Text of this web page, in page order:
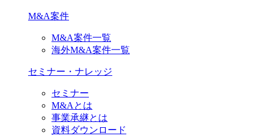
M&A案件
M&A案件一覧
海外M&A案件一覧
セミナー・ナレッジ
セミナー
M&Aとは
事業承継とは
資料ダウンロード